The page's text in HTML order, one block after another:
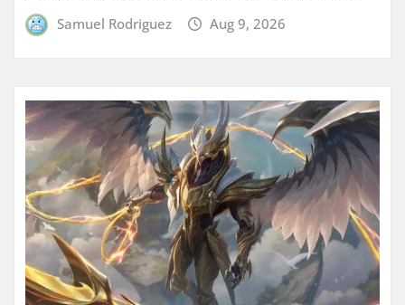
Samuel Rodriguez Aug 9, 2026